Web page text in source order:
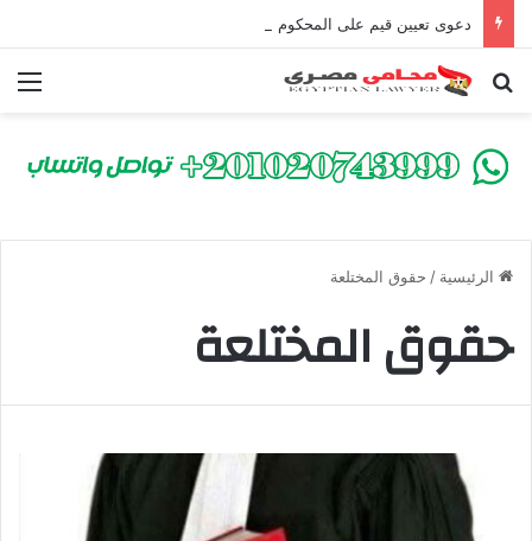
بحث عن
الرئيسية / حقوق المختلعة
حقوق المختلعة